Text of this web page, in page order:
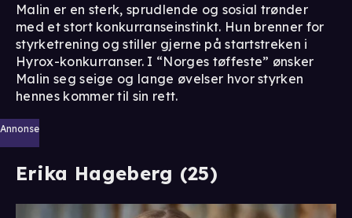
Malin er en sterk, sprudlende og sosial trønder
med et stort konkurranseinstinkt. Hun brenner for
styrketrening og stiller gjerne på startstreken i
Hyrox-konkurranser. I “Norges tøffeste” ønsker
Malin seg seige og lange øvelser hvor styrken
hennes kommer til sin rett.
Annonse
Erika Hageberg (25)